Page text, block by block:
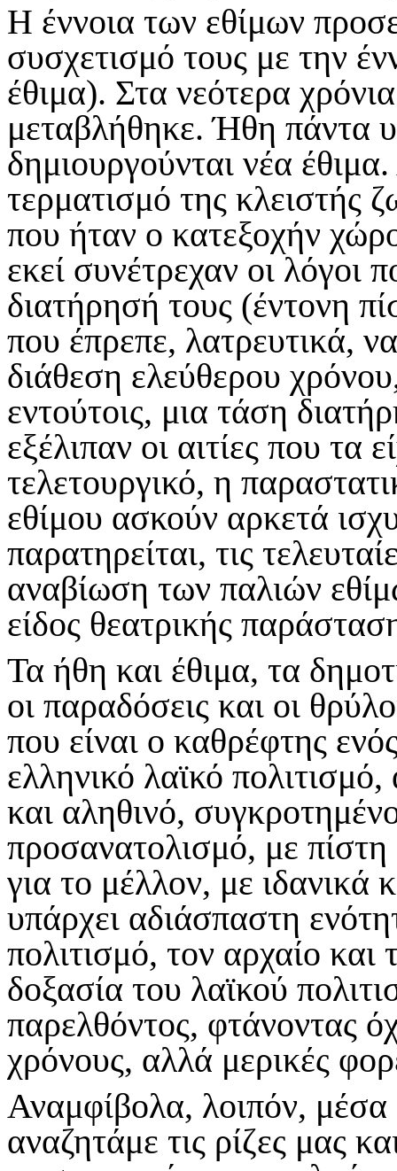
Η έννοια των εθίμων
συσχετισμό τους με την
έθιμα). Στα νεότερα
μεταβλήθηκε. Ήθη πάντα
δημιουργούνται νέα
τερματισμό της κλειστής
που ήταν ο κατεξοχήν
εκεί συνέτρεχαν οι λόγοι
διατήρησή τους (έντονη
που έπρεπε, λατρευτικά,
διάθεση ελεύθερου
εντούτοις, μια τάση
εξέλιπαν οι αιτίες που τα
τελετουργικό, η
εθίμου ασκούν αρκετά
παρατηρείται, τις
αναβίωση των παλιών
είδος θεατρικής
Τα ήθη και έθιμα, τα
οι παραδόσεις και οι
που είναι ο καθρέφτης
ελληνικό λαϊκό
και αληθινό,
προσανατολισμό, με πίστη
για το μέλλον, με ιδανικά
υπάρχει αδιάσπαστη
πολιτισμό, τον αρχαίο
δοξασία του λαϊκού
παρελθόντος, φτάνοντας
χρόνους, αλλά μερικές
Αναμφίβολα, λοιπόν, μέσα
αναζητάμε τις ρίζες μας